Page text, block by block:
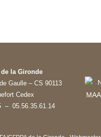
de la Gironde
Gaulle – CS 90113
Cedex
– 05.56.35.61.14